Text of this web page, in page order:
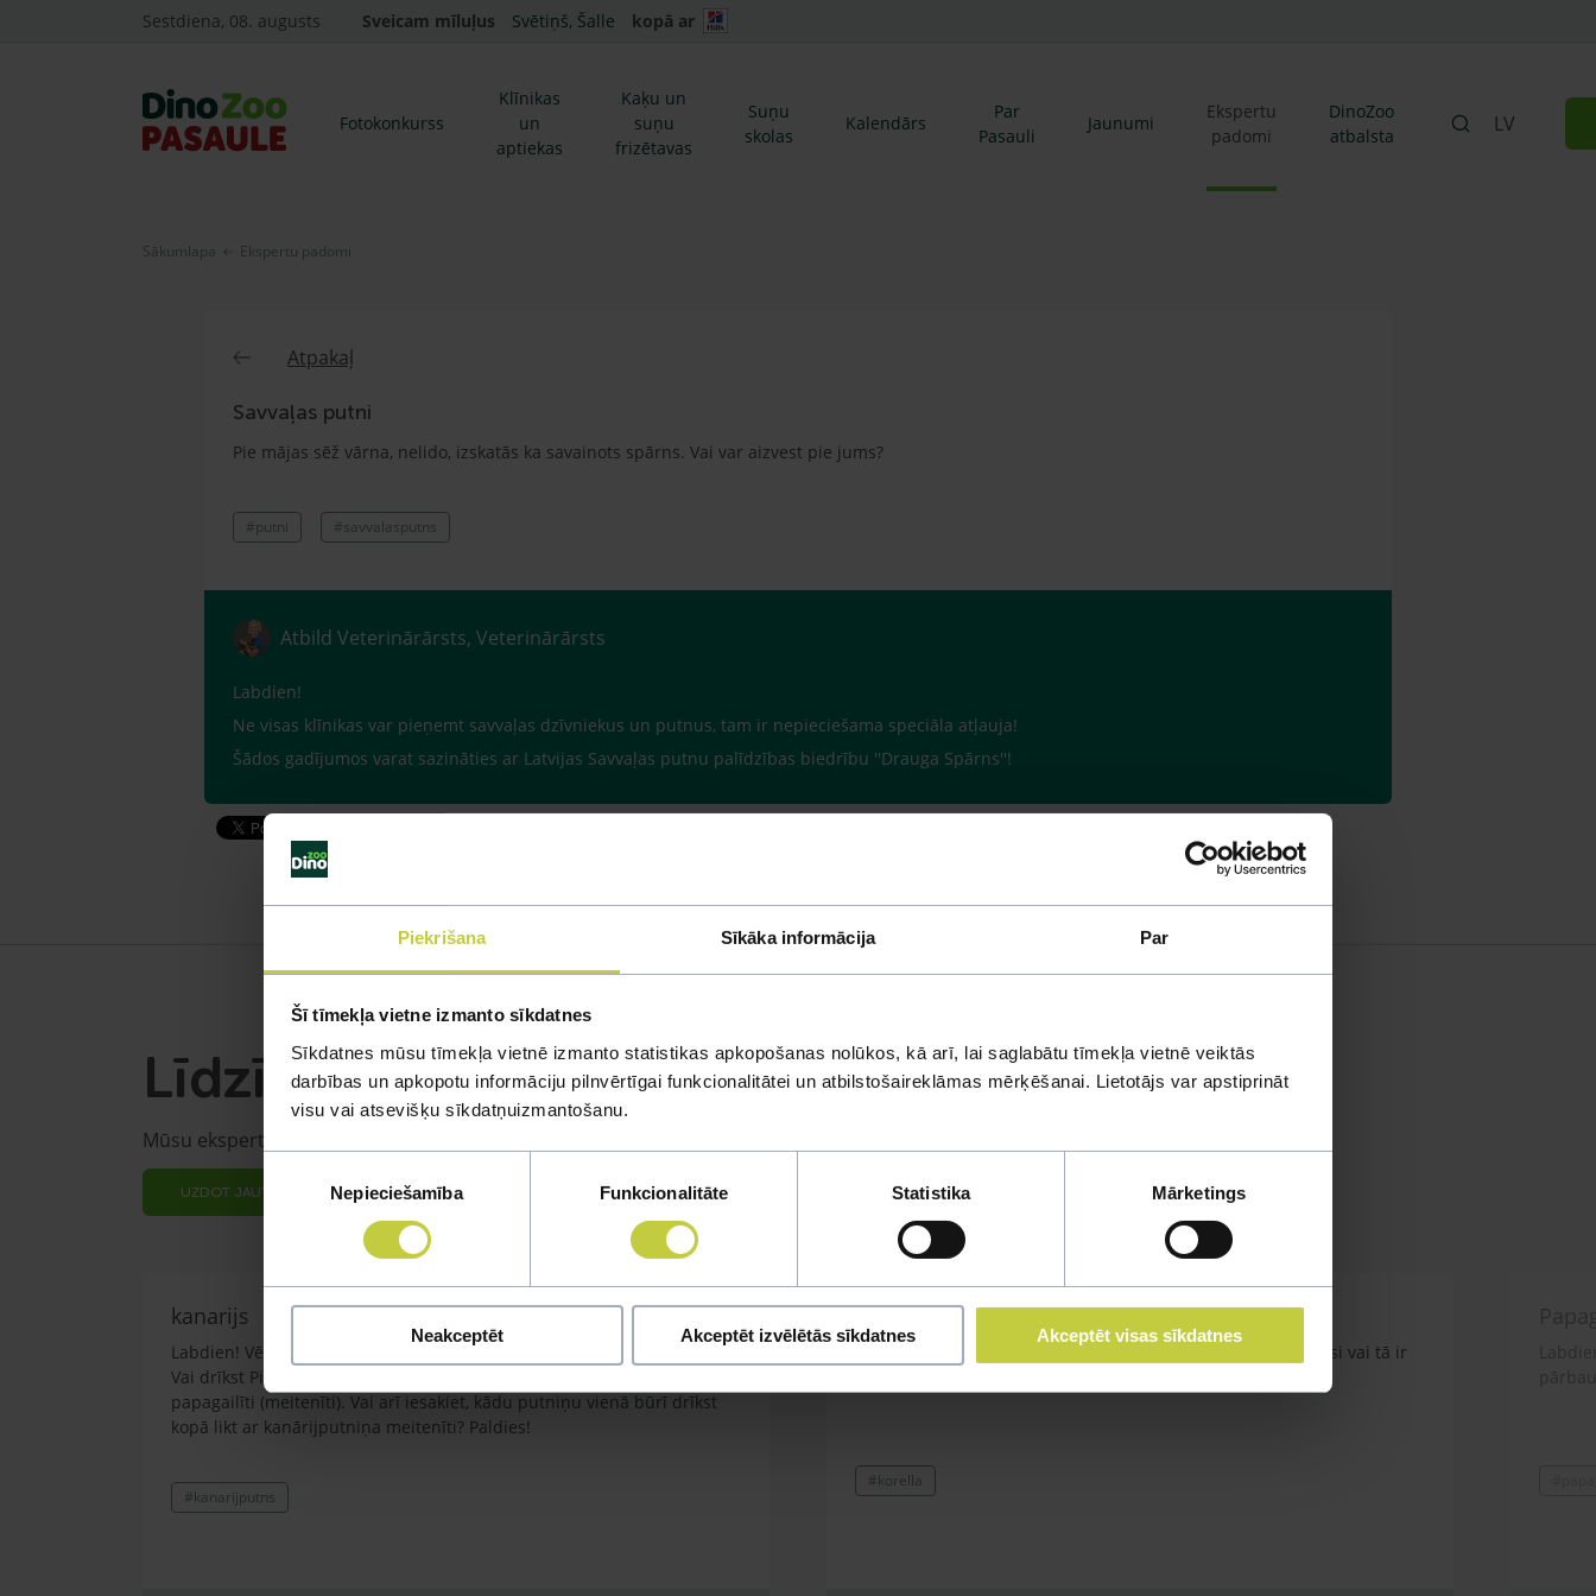
Piekrišana Sīkāka informācija Par
Šī tīmekļa vietne izmanto sīkdatnes
Sīkdatnes mūsu tīmekļa vietnē izmanto statistikas apkopošanas nolūkos, kā arī, lai saglabātu tīmekļa vietnē veiktās
darbības un apkopotu informāciju pilnvērtīgai funkcionalitātei un atbilstošaireklāmas mērķēšanai. Lietotājs var apstiprināt
visu vai atsevišķu sīkdatņuizmantošanu.
Piekrišanas
izvēle
Nepieciešamība Funkcionalitāte Statistika Mārketings
Neakceptēt Akceptēt izvēlētās sīkdatnes Akceptēt visas sīkdatnes
Sestdiena, 08. augusts Sveicam mīluļus Svētiņš, Šalle kopā ar
Fotokonkurss
Klīnikas
un
aptiekas
Kaķu un
suņu
frizētavas
Suņu
skolas
Kalendārs
Par
Pasauli
Jaunumi
Ekspertu
padomi
DinoZoo
atbalsta
LV
Sākumlapa Ekspertu padomi
Atpakaļ
Savvaļas putni
Pie mājas sēž vārna, nelido, izskatās ka savainots spārns. Vai var aizvest pie jums?
#putni #savvalasputns
Atbild Veterinārārsts, Veterinārārsts
Labdien!
Ne visas klīnikas var pieņemt savvaļas dzīvniekus un putnus, tam ir nepieciešama speciāla atļauja!
Šādos gadījumos varat sazināties ar Latvijas Savvaļas putnu palīdzības biedrību ''Drauga Spārns''!
Līdzīgi jautājumi
Mūsu eksperti spēs atbildēt uz jebkuru Jūsu jautājumu
UZDOT JAUTĀJUMU
kanarijs
Labdien! Vēlos painteresēties. Mājās ir viens kanārijputniņš (meitenīte).
Vai drīkst Pie šīs kanārijputniņa meitenītes būrī pievienot viļņaino
papagailīti (meitenīti). Vai arī iesakiet, kādu putniņu vienā būrī drīkst
kopā likt ar kanārijputniņa meitenīti? Paldies!
#kanarijputns
korella
Sveiki korella izdēja olu un korellas puika nav vairs kā mēnesi vai tā ir
#korella